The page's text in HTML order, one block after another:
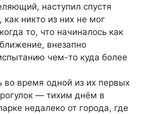
наступил спустя
никто из них не мог
то, что начиналось как
внезапно
чем-то куда более
во время одной из их первых
— тихим днём в
недалеко от города, где